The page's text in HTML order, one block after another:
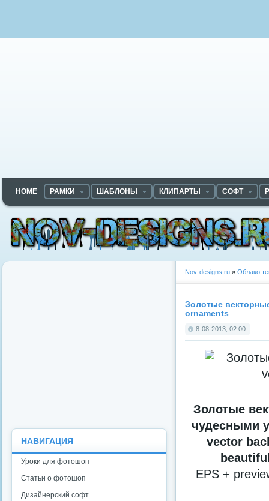
HOME РАМКИ ШАБЛОНЫ КЛИПАРТЫ СОФТ
Nov-designs.ru » Облако
Золотые
ornaments
8-08-2013, 02:00
Золотые
чудесными
vector
EPS +
НАВИГАЦИЯ
Уроки для фотошоп
Статьи о фотошоп
Дизайнерский софт